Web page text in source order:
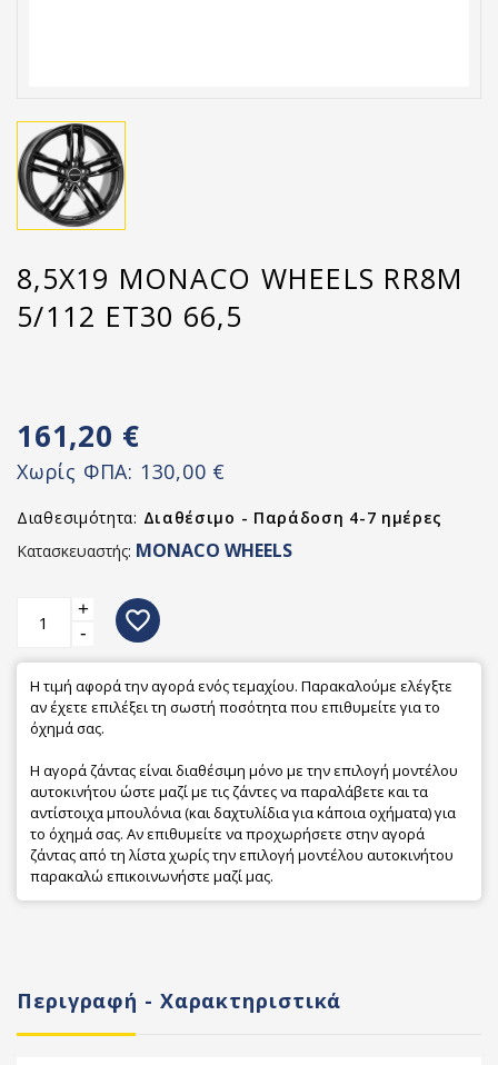
8,5X19 MONACO WHEELS RR8M
5/112 ET30 66,5
161,20 €
Χωρίς ΦΠΑ: 130,00 €
Διαθεσιμότητα: Διαθέσιμο - Παράδοση 4-7 ημέρες
Κατασκευαστής: MONACO WHEELS
+
-
favorite_border
Η τιμή αφορά την αγορά ενός τεμαχίου. Παρακαλούμε ελέγξτε
αν έχετε επιλέξει τη σωστή ποσότητα που επιθυμείτε για το
όχημά σας.
Η αγορά ζάντας είναι διαθέσιμη μόνο με την επιλογή μοντέλου
αυτοκινήτου ώστε μαζί με τις ζάντες να παραλάβετε και τα
αντίστοιχα μπουλόνια (και δαχτυλίδια για κάποια οχήματα) για
το όχημά σας. Αν επιθυμείτε να προχωρήσετε στην αγορά
ζάντας από τη λίστα χωρίς την επιλογή μοντέλου αυτοκινήτου
παρακαλώ επικοινωνήστε μαζί μας.
Περιγραφή - Χαρακτηριστικά